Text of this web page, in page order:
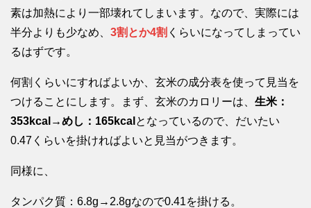
素は加熱により一部壊れてしまいます。なので、実際には
半分よりも少なめ、 3割とか4割 くらいになってしまってい
るはずです。
何割くらいにすればよいか、玄米の成分表を使って見当を
つけることにします。まず、玄米のカロリーは、 生米：
353kcal→めし：165kcal となっているので、だいたい
0.47くらいを掛ければよいと見当がつきます。
同様に、
タンパク質：6.8g→2.8gなので0.41を掛ける。